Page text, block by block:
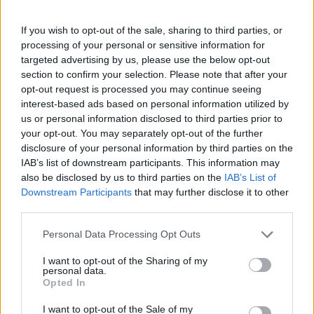
If you wish to opt-out of the sale, sharing to third parties, or
processing of your personal or sensitive information for
targeted advertising by us, please use the below opt-out
section to confirm your selection. Please note that after your
opt-out request is processed you may continue seeing
interest-based ads based on personal information utilized by
us or personal information disclosed to third parties prior to
your opt-out. You may separately opt-out of the further
disclosure of your personal information by third parties on the
IAB’s list of downstream participants. This information may
also be disclosed by us to third parties on the IAB’s List of
Downstream Participants that may further disclose it to other
Personal Data Processing Opt Outs
I want to opt-out of the Sharing of my
personal data.
Opted In
I want to opt-out of the Sale of my
Drugi razlog može biti želja za isprobavanjem nečeg
novog. Može se činiti čudnim da neko želi započeti nešto
novo u tim godinama, ali treba razmisliti o tome. Možda je
žena bila spriječena da se posveti nečemu što voli, bilo da je
riječ o poslu ili karijeri. Mnogi muškarci su protiv toga da
žena radi ili ima vlastitu karijeru, posebno u brakovima koji
su sklopljeni u ranim godinama. Može se dogoditi da ženi
nedostaje nešto u takvom braku, pa je želja za novim
iskustvima u četrdesetima opravdana.
nije prava za njih. Nisu sve žene koje imaju četrdeset
godina i koje se razvode bile prethodno u dugim
brakovima. Neki su možda upoznali svoju “srodnu dušu” s